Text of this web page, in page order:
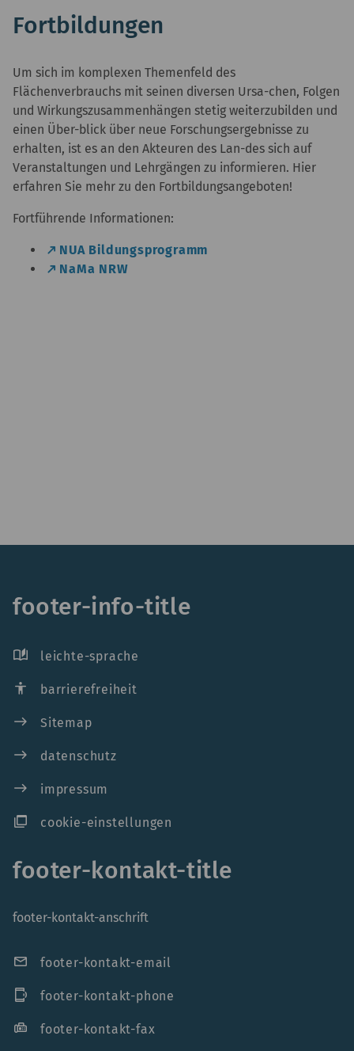
Fortbildungen
Um sich im komplexen Themenfeld des
Flächenverbrauchs mit seinen diversen Ursa-chen, Folgen
und Wirkungszusammenhängen stetig weiterzubilden und
einen Über-blick über neue Forschungsergebnisse zu
erhalten, ist es an den Akteuren des Lan-des sich auf
Veranstaltungen und Lehrgängen zu informieren. Hier
erfahren Sie mehr zu den Fortbildungsangeboten!
Fortführende Informationen:
NUA Bildungsprogramm
NaMa NRW
footer-info-title
auto_stories leichte-sprache
accessibility barrierefreiheit
east Sitemap
east datenschutz
east impressum
ad_group cookie-einstellungen
footer-kontakt-title
footer-kontakt-anschrift
mail footer-kontakt-email
phonelink_ring footer-kontakt-phone
fax footer-kontakt-fax